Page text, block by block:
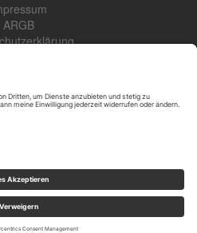
ARGB
Bösensell
: Mo.-Fr. 09:00-17:00